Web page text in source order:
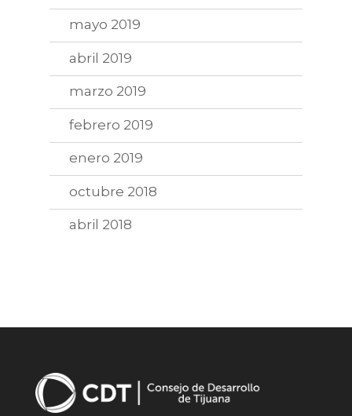
mayo 2019
abril 2019
marzo 2019
febrero 2019
enero 2019
octubre 2018
abril 2018